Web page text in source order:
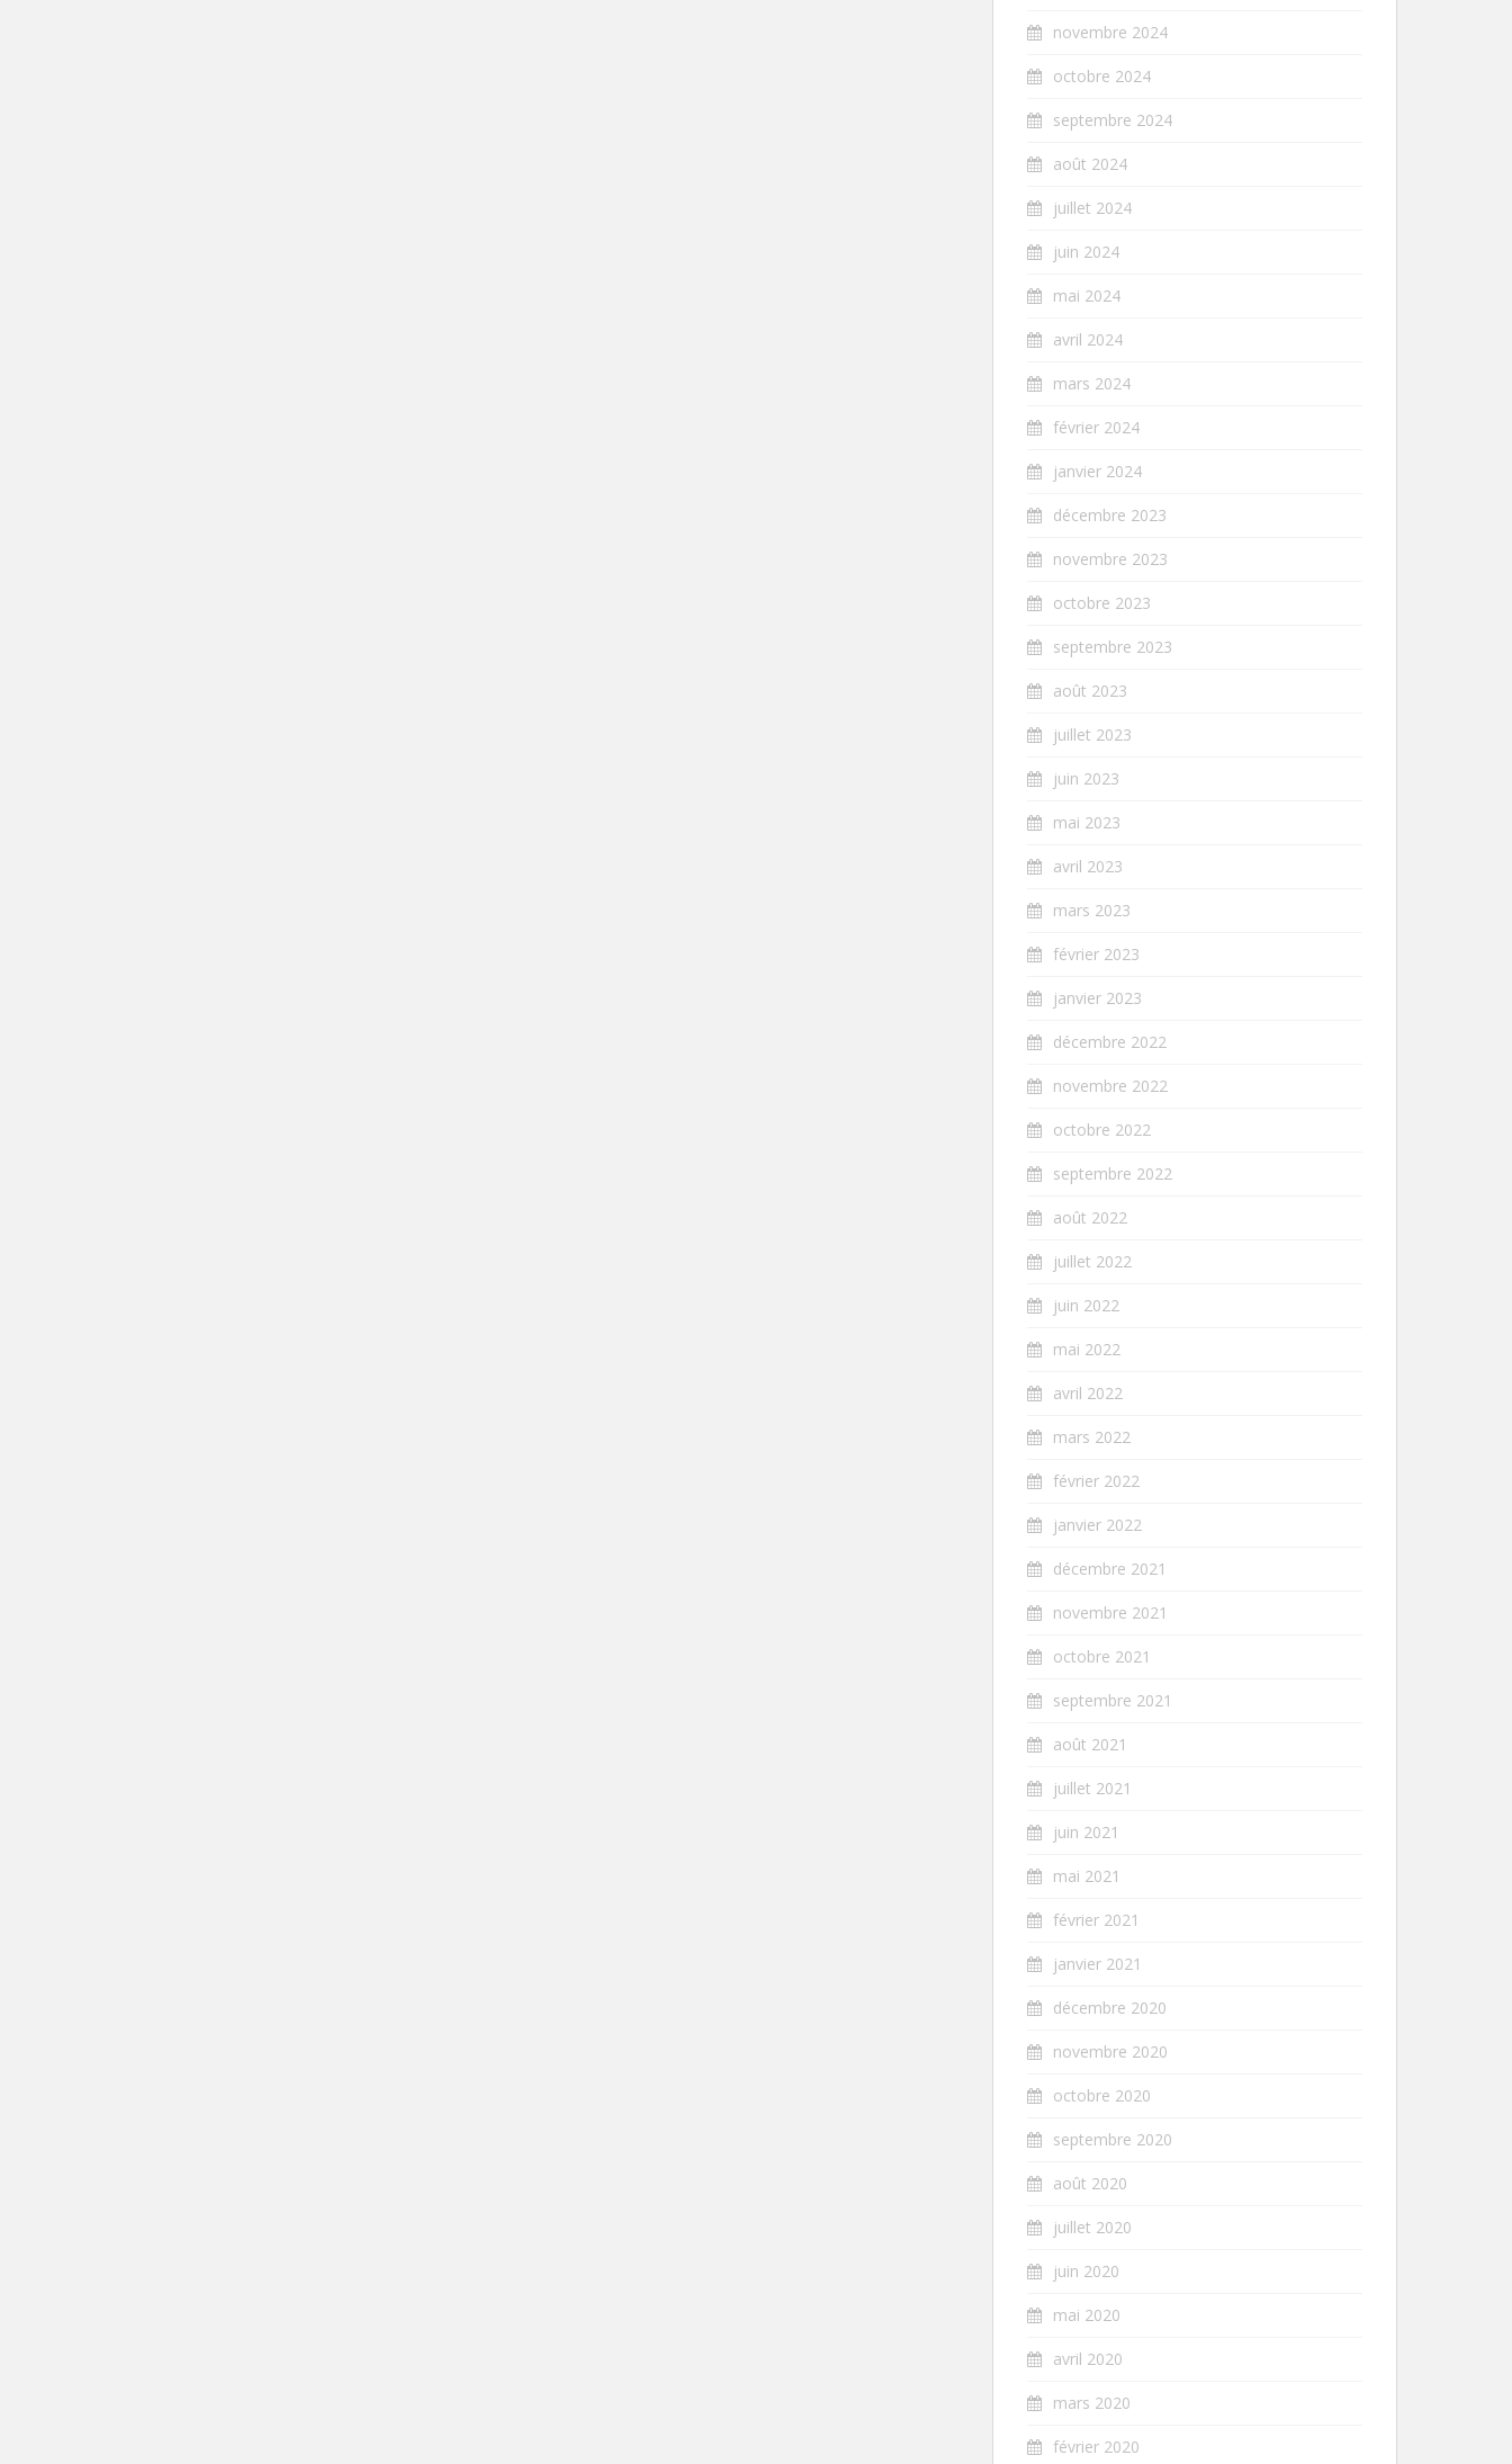
novembre 2024
octobre 2024
septembre 2024
août 2024
juillet 2024
juin 2024
mai 2024
avril 2024
mars 2024
février 2024
janvier 2024
décembre 2023
novembre 2023
octobre 2023
septembre 2023
août 2023
juillet 2023
juin 2023
mai 2023
avril 2023
mars 2023
février 2023
janvier 2023
décembre 2022
novembre 2022
octobre 2022
septembre 2022
août 2022
juillet 2022
juin 2022
mai 2022
avril 2022
mars 2022
février 2022
janvier 2022
décembre 2021
novembre 2021
octobre 2021
septembre 2021
août 2021
juillet 2021
juin 2021
mai 2021
février 2021
janvier 2021
décembre 2020
novembre 2020
octobre 2020
septembre 2020
août 2020
juillet 2020
juin 2020
mai 2020
avril 2020
mars 2020
février 2020